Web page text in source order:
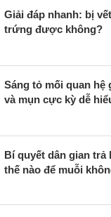
Giải đáp nhanh: bị
trứng được không?
Sáng tỏ mối quan hệ
và mụn cực kỳ dễ
Bí quyết dân gian
thế nào để muỗi